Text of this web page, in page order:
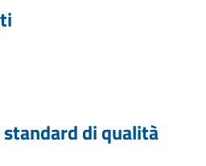
di qualità